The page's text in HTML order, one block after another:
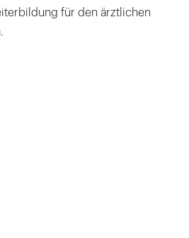
für den ärztlichen